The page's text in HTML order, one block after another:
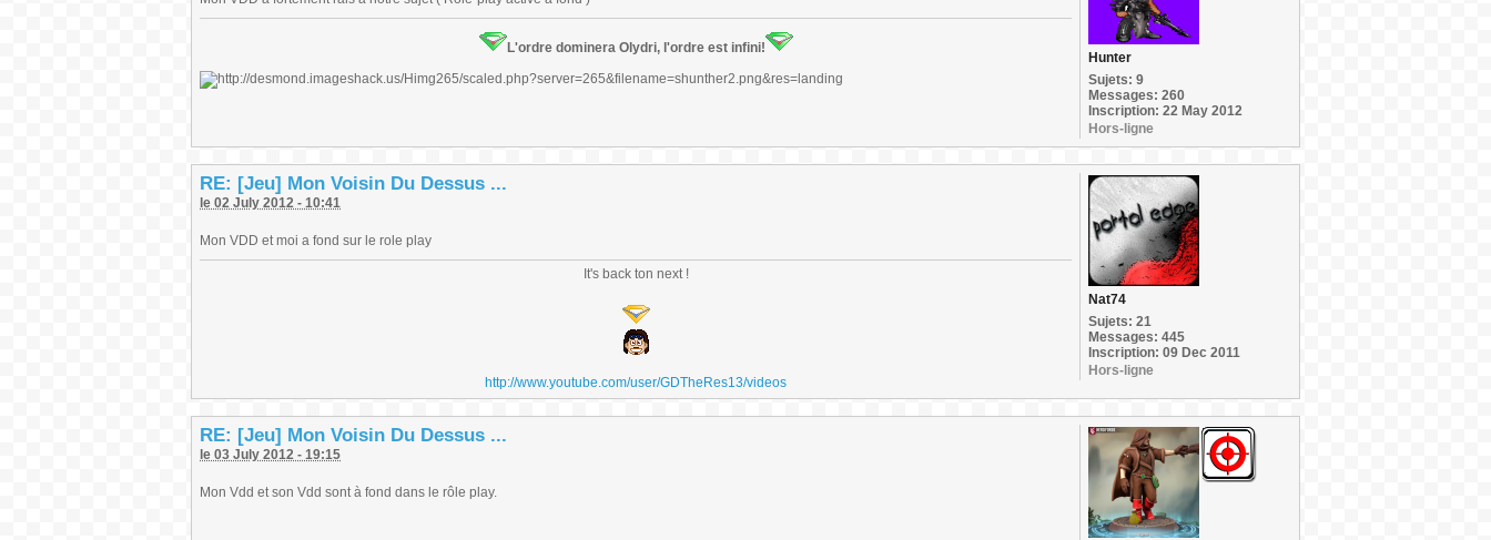
L'ordre dominera Olydri, l'ordre est infini!
Hunter
Sujets: 9
Messages: 260
Inscription: 22 May 2012
Hors-ligne
RE: [Jeu] Mon Voisin Du Dessus ...
le 02 July 2012 - 10:41
Mon VDD et moi a fond sur le role play
It's back ton next !
http://www.youtube.com/user/GDTheRes13/videos
Nat74
Sujets: 21
Messages: 445
Inscription: 09 Dec 2011
Hors-ligne
RE: [Jeu] Mon Voisin Du Dessus ...
le 03 July 2012 - 19:15
Mon Vdd et son Vdd sont à fond dans le rôle play.